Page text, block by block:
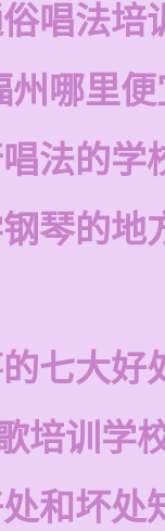
唱法培
州哪里
法的学
琴的地
七大好
培训学
和坏处